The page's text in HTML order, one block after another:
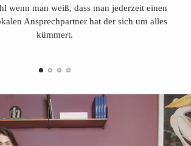
wenn man weiß, dass man jederzeit einen
Ansprechpartner hat der sich um alles
kümmert.